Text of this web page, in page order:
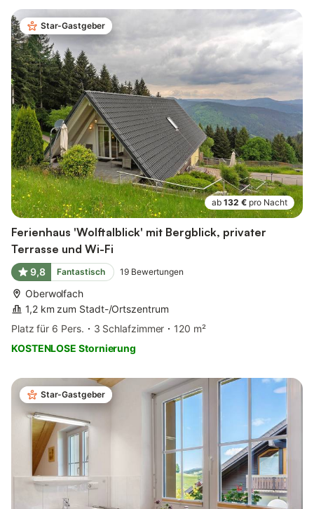
Star-Gastgeber
ab 132 € pro Nacht
Ferienhaus 'Wolftalblick' mit Bergblick, privater
Terrasse und Wi-Fi
9,8 Fantastisch 19 Bewertungen
Oberwolfach
1,2 km zum Stadt-/Ortszentrum
Platz für 6 Pers.
3 Schlafzimmer
120 m²
KOSTENLOSE Stornierung
Star-Gastgeber